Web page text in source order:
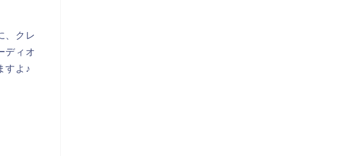
、クレ
ディオ
すよ♪